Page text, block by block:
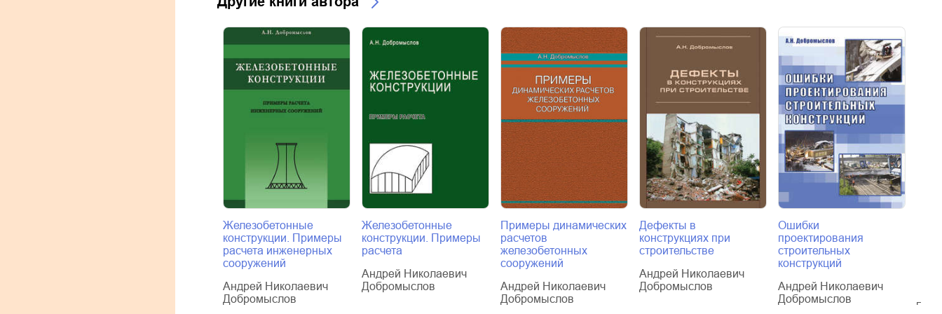
Железобетонные
конструкции. Примеры
расчета инженерных
сооружений
Андрей Николаевич
Добромыслов
Железобетонные
конструкции. Примеры
расчета
Андрей Николаевич
Добромыслов
Примеры динамических
расчетов
железобетонных
сооружений
Андрей Николаевич
Добромыслов
Дефекты в
конструкциях при
строительстве
Андрей Николаевич
Добромыслов
Ошибки
проектирования
строительных
конструкций
Андрей Николаевич
Добромыслов